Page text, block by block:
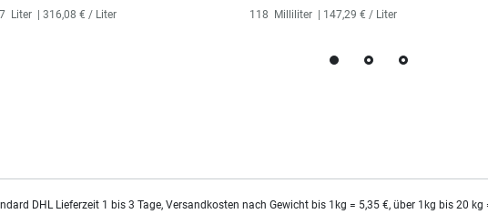
Liter | 316,08 € / Liter 118 Milliliter | 147,29 € / Liter
DHL Lieferzeit 1 bis 3 Tage, Versandkosten nach Gewicht bis 1kg = 5,35 €, über 1kg bis 20